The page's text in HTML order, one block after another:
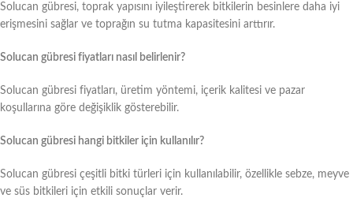
Solucan gübresi, toprak yapısını iyileştirerek bitkilerin besinlere daha iyi
erişmesini sağlar ve toprağın su tutma kapasitesini arttırır.
Solucan gübresi fiyatları nasıl belirlenir?
Solucan gübresi fiyatları, üretim yöntemi, içerik kalitesi ve pazar
koşullarına göre değişiklik gösterebilir.
Solucan gübresi hangi bitkiler için kullanılır?
Solucan gübresi çeşitli bitki türleri için kullanılabilir, özellikle sebze, meyve
ve süs bitkileri için etkili sonuçlar verir.